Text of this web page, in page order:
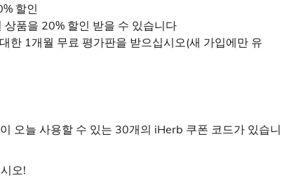
할인
상품을 20% 할인 받을 수 있습니다
한 1개월 무료 평가판을 받으십시오(새 가입에만 유
오늘 사용할 수 있는 30개의 iHerb 쿠폰 코드가 있습니
오!